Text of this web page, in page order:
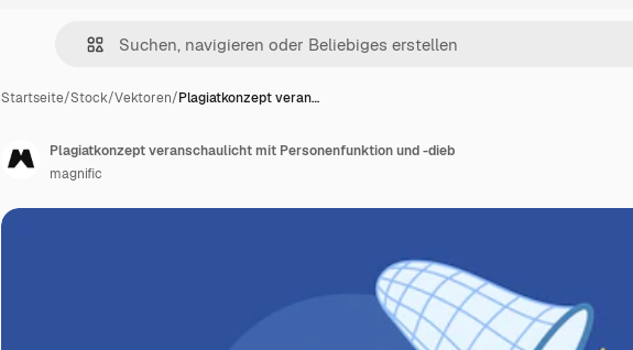
Startseite/Stock/Vektoren/Plagiatkonzept veran…
Plagiatkonzept veranschaulicht mit Personenfunktion und -dieb
magnific